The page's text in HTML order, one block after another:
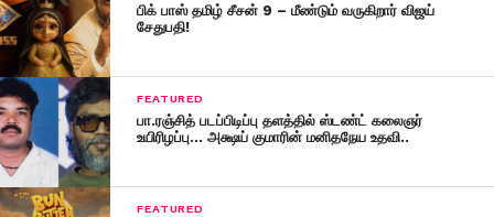
பிக் பாஸ் தமிழ் சீசன் 9 – மீண்டும் வருகிறார் விஜய்
சேதுபதி!
FEATURED
பா.ரஞ்சித் படப்பிடிப்பு தளத்தில் ஸ்டண்ட் கலைஞர்
உயிரிழப்பு… அக்ஷய் குமாரின் மனிதநேய உதவி..
FEATURED